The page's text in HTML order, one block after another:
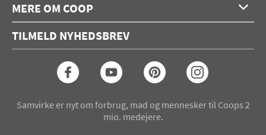
Opskrifter
Konkurrencer
MERE OM COOP
Annoncering
Coop medlem
TILMELD NYHEDSBREV
Samvirke er nyt om forbrug, mad og mennesker til Coops 2
mio. medejere.